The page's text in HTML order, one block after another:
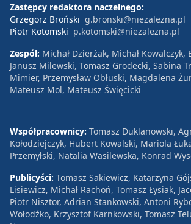
Zastępcy redaktora naczelnego:
Grzegorz Broński g.bronski@niezalezna.pl
Piotr Kotomski p.kotomski@niezalezna.pl
Zespół: Michał Dzierżak, Michał Kowalczyk,
Janusz Milewski, Tomasz Grodecki, Sabina
Mimier, Przemysław Obłuski, Magdalena
Mateusz Mol, Mateusz Święcicki
Współpracownicy: Tomasz Duklanowski,
Kołodziejczyk, Hubert Kowalski, Mariola
Przemyłski, Natalia Wasilewska, Konrad
Publicyści: Tomasz Sakiewicz, Katarzyna
Lisiewicz, Michał Rachoń, Tomasz Łysiak,
Piotr Nisztor, Adrian Stankowski, Antoni
Wołodźko, Krzysztof Karnkowski, Tomasz